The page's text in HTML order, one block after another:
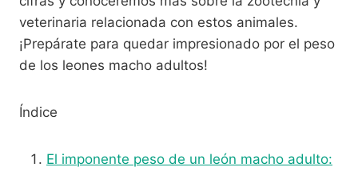
veterinaria relacionada con estos animales.
¡Prepárate para quedar impresionado por el peso
de los leones macho adultos!
Índice
El imponente peso de un león macho adulto: